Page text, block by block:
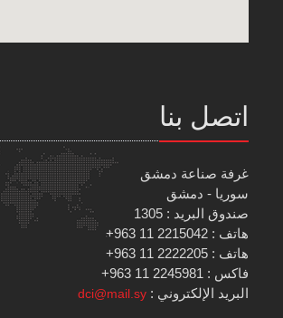
اتصل بنا
غرفة صناعة دمشق
سوريا - دمشق
صندوق البريد : 1305
هاتف : 2215042 11 963+
هاتف : 2222205 11 963+
فاكس : 2245981 11 963+
البريد الإلكتروني :dci@mail.sy